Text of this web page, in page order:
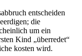
entscheiden
die
um ein
Kind „überredet“
kosten wird.